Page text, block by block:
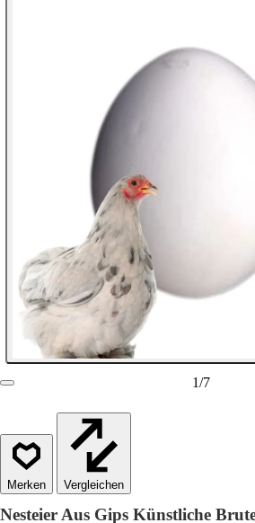
1/7
Vergleichen
Nesteier Aus Gips Künstliche